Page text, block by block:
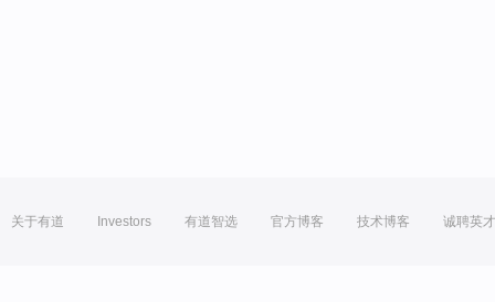
关于有道 Investors 有道智选 官方博客 技术博客 诚聘英才